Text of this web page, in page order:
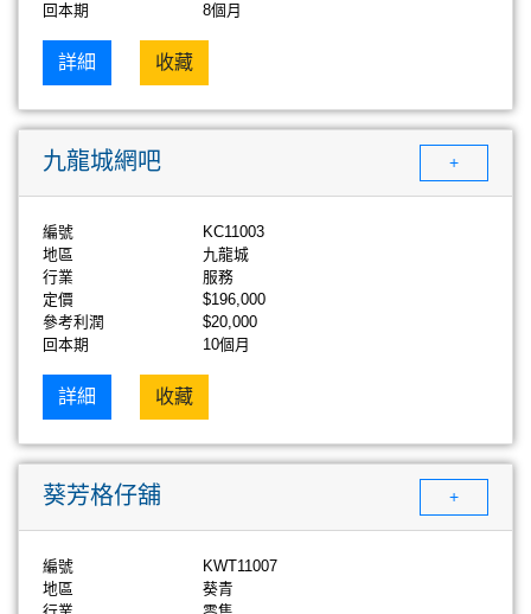
回本期
8個月
詳細 收藏
九龍城網吧 +
編號
KC11003
地區
九龍城
行業
服務
定價
$196,000
參考利潤
$20,000
回本期
10個月
詳細 收藏
葵芳格仔舖 +
編號
KWT11007
地區
葵青